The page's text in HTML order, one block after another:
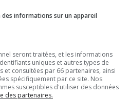
des accusations de voies de
informations sur un appareil
seront traitées, et les informations
uniques et autres types de
et consultées par 66 partenaires, ainsi
spécifiquement par ce site. Nos
susceptibles d'utiliser des données
des partenaires.